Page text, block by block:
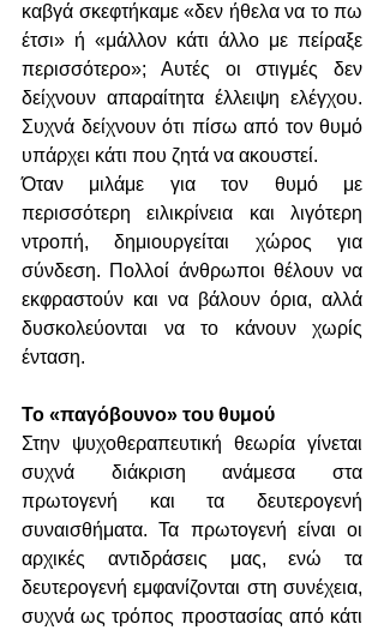
καβγά σκεφτήκαμε «δεν ήθελα να το πω
έτσι» ή «μάλλον κάτι άλλο με πείραξε
περισσότερο»; Αυτές οι στιγμές δεν
δείχνουν απαραίτητα έλλειψη ελέγχου.
Συχνά δείχνουν ότι πίσω από τον θυμό
υπάρχει κάτι που ζητά να ακουστεί.
Όταν μιλάμε για τον θυμό με
περισσότερη ειλικρίνεια και λιγότερη
ντροπή, δημιουργείται χώρος για
σύνδεση. Πολλοί άνθρωποι θέλουν να
εκφραστούν και να βάλουν όρια, αλλά
δυσκολεύονται να το κάνουν χωρίς
ένταση.
Το «παγόβουνο» του θυμού
Στην ψυχοθεραπευτική θεωρία γίνεται
συχνά διάκριση ανάμεσα στα
πρωτογενή και τα δευτερογενή
συναισθήματα. Τα πρωτογενή είναι οι
αρχικές αντιδράσεις μας, ενώ τα
δευτερογενή εμφανίζονται στη συνέχεια,
συχνά ως τρόπος προστασίας από κάτι